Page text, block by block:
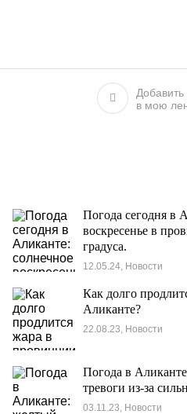
Добавить
в мою
Погода сегодня в
воскресенье в
градуса.
12.05.24, Новости
Как долго
Аликанте?
22.08.23, Новости
Погода в
тревоги из-за
03.11.23, Новости